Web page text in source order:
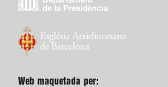
Web maquetada per: